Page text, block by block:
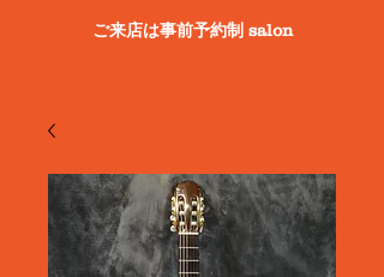
ご来店は事前予約制 salon